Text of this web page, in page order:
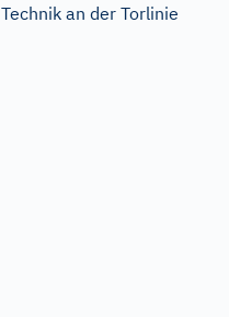
Technik an der Torlinie